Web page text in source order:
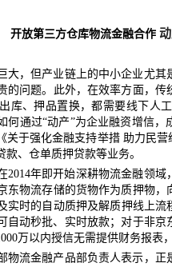
开放第三方仓库物流金融合作
大，但产业链上的中小企业尤
的问题。 此外，在效率方面，传
库、押品置换，都需要线下人
何通过“动产”为企业融资增信，
关于强化金融支持举措助力民营
款、仓单质押贷款等业务。
2014年即开始深耕物流金融领域
东物流存储的货物作为质押物
实时的自动质押及解质押线上流
自动秒批、 实时放款；对于非京
000万以内授信无需提供财务报表
物流金融产品部负责人表示，正